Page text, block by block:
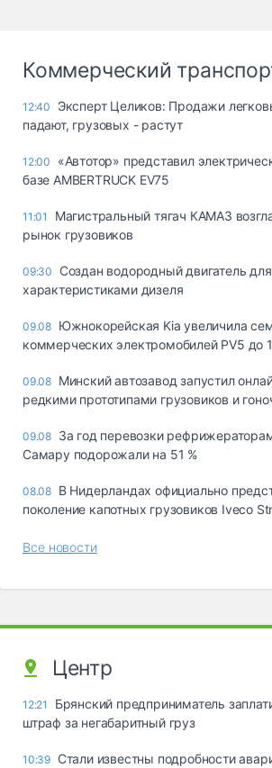
Коммерческий
12:40
Эксперт Целиков: Продажи
падают, грузовых - растут
12:00
«Автотор» представил
базе AMBERTRUCK EV75
11:01
Магистральный тягач КАМАЗ
рынок грузовиков
09:30
Создан водородный двигатель
характеристиками дизеля
09.08 Южнокорейская Kia увеличила
коммерческих электромобилей PV5 до
09.08 Минский автозавод запустил
редкими прототипами грузовиков и
09.08 За год перевозки
Самару подорожали на 51 %
08.08 В Нидерландах официально
поколение капотных грузовиков Iveco
Все новости
Центр
12:21
Брянский предприниматель
штраф за негабаритный груз
10:39 Стали известны подробности